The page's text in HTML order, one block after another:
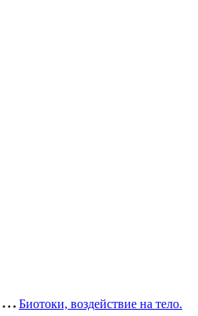
Биотоки, воздействие на тело.